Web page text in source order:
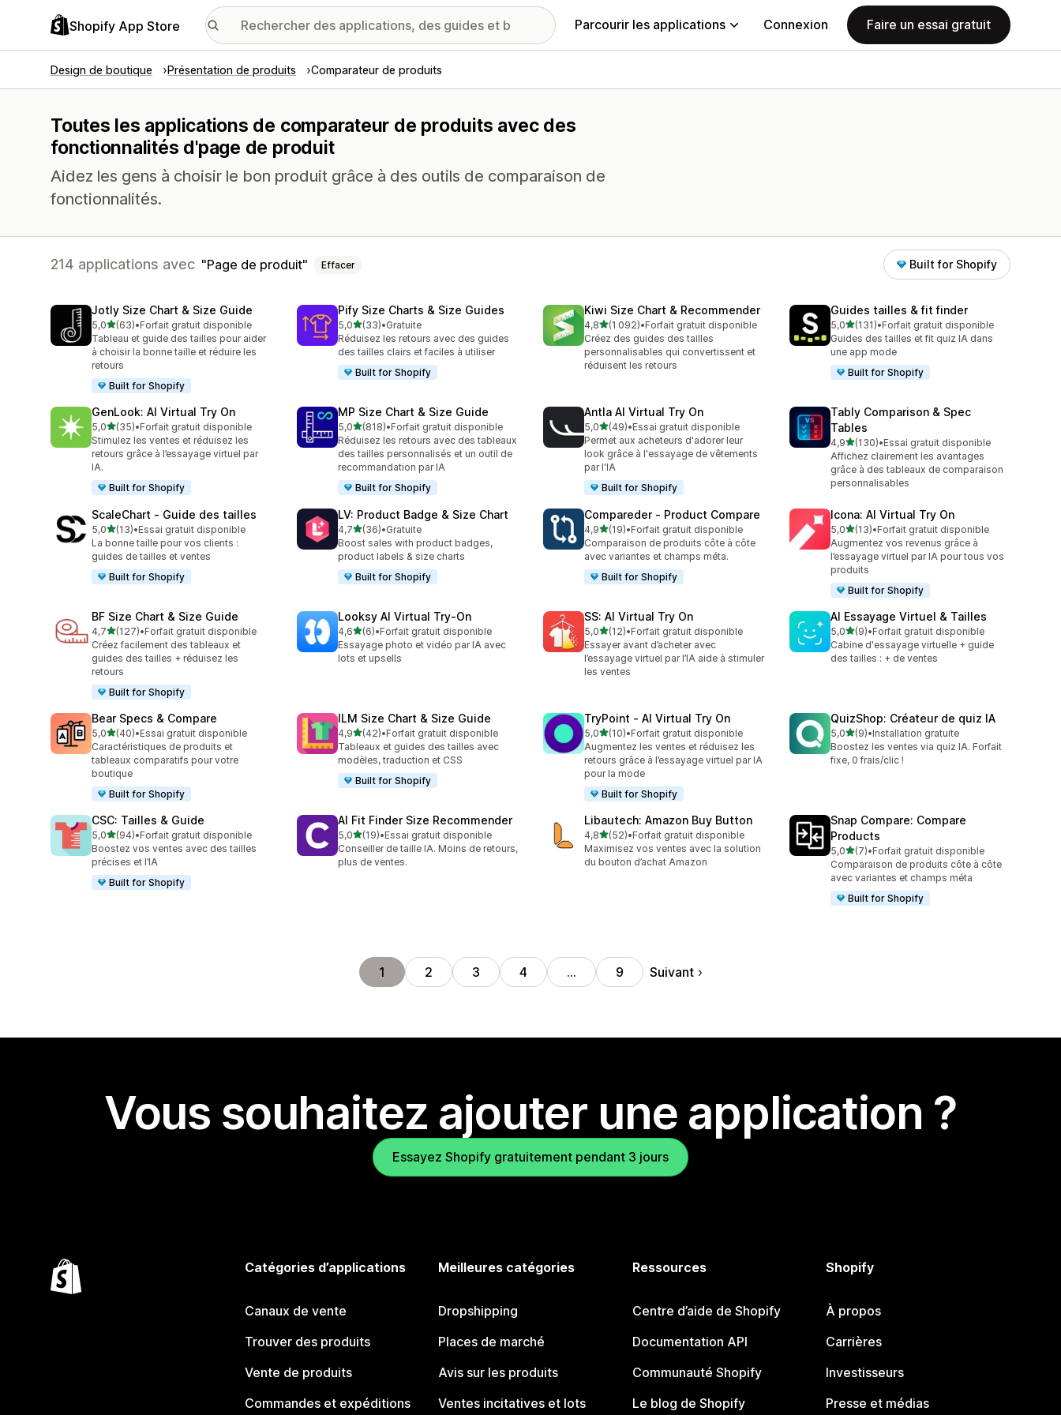
Shopify App Store Parcourir les applications Connexion Faire un essai gratuit
Design de boutique Présentation de produits Comparateur de produits
Toutes les applications de comparateur de produits avec des
fonctionnalités d'page de produit
Aidez les gens à choisir le bon produit grâce à des outils de comparaison de
fonctionnalités.
214 applications avec Page de produit Effacer Built for Shopify
Jotly Size Chart & Size Guide
5,0étoile(s) sur 5
(63)
63 avis au total
•Forfait gratuit disponible
Tableau et guide des tailles pour aider
à choisir la bonne taille et réduire les
retours
Built for Shopify
Pify Size Charts & Size Guides
5,0étoile(s) sur 5
(33)
33 avis au total
•Gratuite
Réduisez les retours avec des guides
des tailles clairs et faciles à utiliser
Built for Shopify
Kiwi Size Chart & Recommender
4,8étoile(s) sur 5
(1 092)
1092 avis au total
•Forfait gratuit disponible
Créez des guides des tailles
personnalisables qui convertissent et
réduisent les retours
Guides tailles & fit finder
5,0étoile(s) sur 5
(131)
131 avis au total
•Forfait gratuit disponible
Guides des tailles et fit quiz IA dans
une app mode
Built for Shopify
GenLook: AI Virtual Try On
5,0étoile(s) sur 5
(35)
35 avis au total
•Forfait gratuit disponible
Stimulez les ventes et réduisez les
retours grâce à l’essayage virtuel par
IA.
Built for Shopify
MP Size Chart & Size Guide
5,0étoile(s) sur 5
(818)
818 avis au total
•Forfait gratuit disponible
Réduisez les retours avec des tableaux
des tailles personnalisés et un outil de
recommandation par IA
Built for Shopify
Antla AI Virtual Try On
5,0étoile(s) sur 5
(49)
49 avis au total
•Essai gratuit disponible
Permet aux acheteurs d'adorer leur
look grâce à l'essayage de vêtements
par l'IA
Built for Shopify
Tably Comparison & Spec
Tables
4,9étoile(s) sur 5
(130)
130 avis au total
•Essai gratuit disponible
Affichez clairement les avantages
grâce à des tableaux de comparaison
personnalisables
ScaleChart ‑ Guide des tailles
5,0étoile(s) sur 5
(13)
13 avis au total
•Essai gratuit disponible
La bonne taille pour vos clients :
guides de tailles et ventes
Built for Shopify
LV: Product Badge & Size Chart
4,7étoile(s) sur 5
(36)
36 avis au total
•Gratuite
Boost sales with product badges,
product labels & size charts
Built for Shopify
Compareder ‑ Product Compare
4,9étoile(s) sur 5
(19)
19 avis au total
•Forfait gratuit disponible
Comparaison de produits côte à côte
avec variantes et champs méta.
Built for Shopify
Icona: AI Virtual Try On
5,0étoile(s) sur 5
(13)
13 avis au total
•Forfait gratuit disponible
Augmentez vos revenus grâce à
l’essayage virtuel par IA pour tous vos
produits
Built for Shopify
BF Size Chart & Size Guide
4,7étoile(s) sur 5
(127)
127 avis au total
•Forfait gratuit disponible
Créez facilement des tableaux et
guides des tailles + réduisez les
retours
Built for Shopify
Looksy AI Virtual Try‑On
4,6étoile(s) sur 5
(6)
6 avis au total
•Forfait gratuit disponible
Essayage photo et vidéo par IA avec
lots et upsells
SS: AI Virtual Try On
5,0étoile(s) sur 5
(12)
12 avis au total
•Forfait gratuit disponible
Essayer avant d’acheter avec
l’essayage virtuel par l’IA aide à stimuler
les ventes
AI Essayage Virtuel & Tailles
5,0étoile(s) sur 5
(9)
9 avis au total
•Forfait gratuit disponible
Cabine d'essayage virtuelle + guide
des tailles : + de ventes
Bear Specs & Compare
5,0étoile(s) sur 5
(40)
40 avis au total
•Essai gratuit disponible
Caractéristiques de produits et
tableaux comparatifs pour votre
boutique
Built for Shopify
ILM Size Chart & Size Guide
4,9étoile(s) sur 5
(42)
42 avis au total
•Forfait gratuit disponible
Tableaux et guides des tailles avec
modèles, traduction et CSS
Built for Shopify
TryPoint ‑ AI Virtual Try On
5,0étoile(s) sur 5
(10)
10 avis au total
•Forfait gratuit disponible
Augmentez les ventes et réduisez les
retours grâce à l’essayage virtuel par IA
pour la mode
Built for Shopify
QuizShop: Créateur de quiz IA
5,0étoile(s) sur 5
(9)
9 avis au total
•Installation gratuite
Boostez les ventes via quiz IA. Forfait
fixe, 0 frais/clic !
CSC: Tailles & Guide
5,0étoile(s) sur 5
(94)
94 avis au total
•Forfait gratuit disponible
Boostez vos ventes avec des tailles
précises et l’IA
Built for Shopify
AI Fit Finder Size Recommender
5,0étoile(s) sur 5
(19)
19 avis au total
•Essai gratuit disponible
Conseiller de taille IA. Moins de retours,
plus de ventes.
Libautech: Amazon Buy Button
4,8étoile(s) sur 5
(52)
52 avis au total
•Forfait gratuit disponible
Maximisez vos ventes avec la solution
du bouton d’achat Amazon
Snap Compare: Compare
Products
5,0étoile(s) sur 5
(7)
7 avis au total
•Forfait gratuit disponible
Comparaison de produits côte à côte
avec variantes et champs méta
Built for Shopify
1 2 3 4 … 9 Suivant
Vous souhaitez ajouter une application ?
Essayez Shopify gratuitement pendant 3 jours
Catégories d’applications
Canaux de vente
Trouver des produits
Vente de produits
Commandes et expéditions
Meilleures catégories
Dropshipping
Places de marché
Avis sur les produits
Ventes incitatives et lots
Ressources
Centre d’aide de Shopify
Documentation API
Communauté Shopify
Le blog de Shopify
Shopify
À propos
Carrières
Investisseurs
Presse et médias